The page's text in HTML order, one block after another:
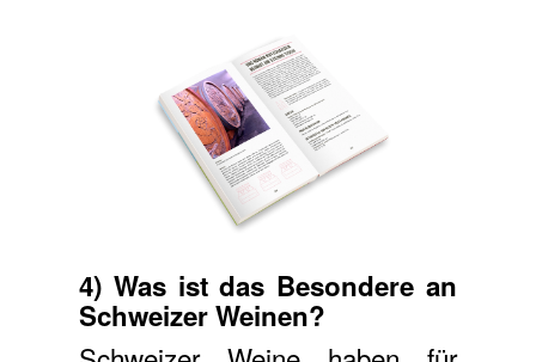
4) Was ist das Besondere an
Schweizer Weinen?